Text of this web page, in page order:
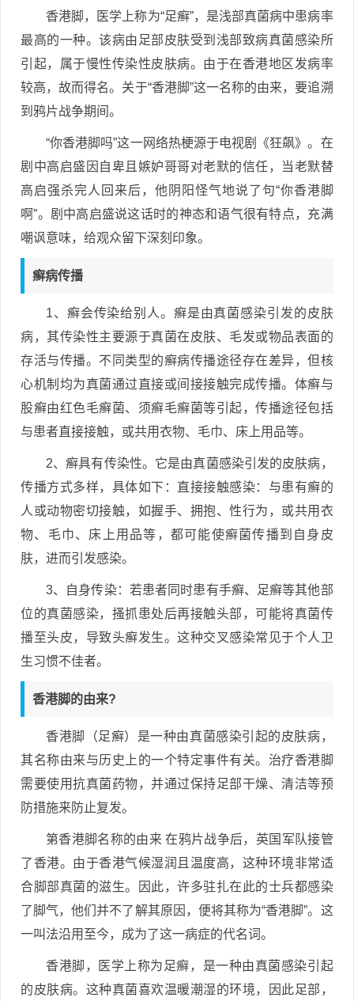
香港脚，医学上称为“足癣”，是浅部真菌病中患病率
最高的一种。该病由足部皮肤受到浅部致病真菌感染所
引起，属于慢性传染性皮肤病。由于在香港地区发病率
较高，故而得名。关于“香港脚”这一名称的由来，要追溯
到鸦片战争期间。
“你香港脚吗”这一网络热梗源于电视剧《狂飙》。在
剧中高启盛因自卑且嫉妒哥哥对老默的信任，当老默替
高启强杀完人回来后，他阴阳怪气地说了句“你香港脚
啊”。剧中高启盛说这话时的神态和语气很有特点，充满
嘲讽意味，给观众留下深刻印象。
癣病传播
1、癣会传染给别人。癣是由真菌感染引发的皮肤
病，其传染性主要源于真菌在皮肤、毛发或物品表面的
存活与传播。不同类型的癣病传播途径存在差异，但核
心机制均为真菌通过直接或间接接触完成传播。体癣与
股癣由红色毛癣菌、须癣毛癣菌等引起，传播途径包括
与患者直接接触，或共用衣物、毛巾、床上用品等。
2、癣具有传染性。它是由真菌感染引发的皮肤病，
传播方式多样，具体如下：直接接触感染：与患有癣的
人或动物密切接触，如握手、拥抱、性行为，或共用衣
物、毛巾、床上用品等，都可能使癣菌传播到自身皮
肤，进而引发感染。
3、自身传染：若患者同时患有手癣、足癣等其他部
位的真菌感染，搔抓患处后再接触头部，可能将真菌传
播至头皮，导致头癣发生。这种交叉感染常见于个人卫
生习惯不佳者。
香港脚的由来?
香港脚（足癣）是一种由真菌感染引起的皮肤病，
其名称由来与历史上的一个特定事件有关。治疗香港脚
需要使用抗真菌药物，并通过保持足部干燥、清洁等预
防措施来防止复发。
第香港脚名称的由来 在鸦片战争后，英国军队接管
了香港。由于香港气候湿润且温度高，这种环境非常适
合脚部真菌的滋生。因此，许多驻扎在此的士兵都感染
了脚气，他们并不了解其原因，便将其称为“香港脚”。这
一叫法沿用至今，成为了这一病症的代名词。
香港脚，医学上称为足癣，是一种由真菌感染引起
的皮肤病。这种真菌喜欢温暖潮湿的环境，因此足部，